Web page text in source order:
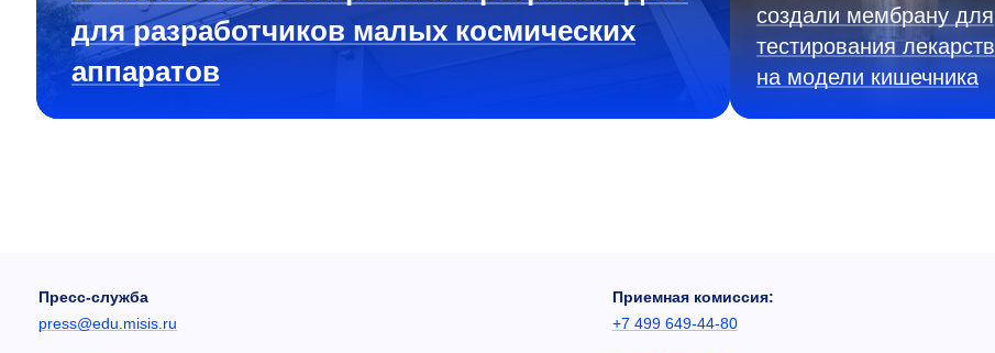
для разработчиков малых космических
аппаратов
создали мембрану для
тестирования лекарств
на модели кишечника
Пресс-служба
press@edu.misis.ru
Приемная комиссия:
+7 499 649-44-80